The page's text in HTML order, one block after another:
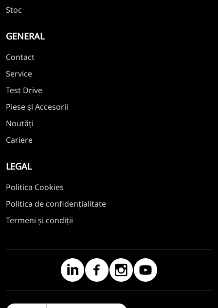
Stoc
GENERAL
Contact
Service
Test Drive
Piese și Accesorii
Noutăți
Cariere
LEGAL
Politica Cookies
Politica de confidențialitate
Termeni și condiții